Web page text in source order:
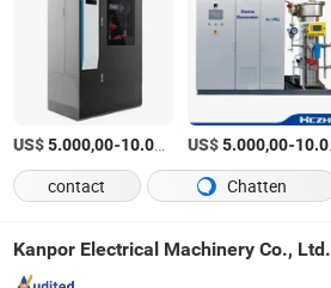
US$5.000,00-10.000,00 /Set
US$5.000,00-10.000,00
contact Chatten
Kanpor Electrical Machinery Co., Ltd.